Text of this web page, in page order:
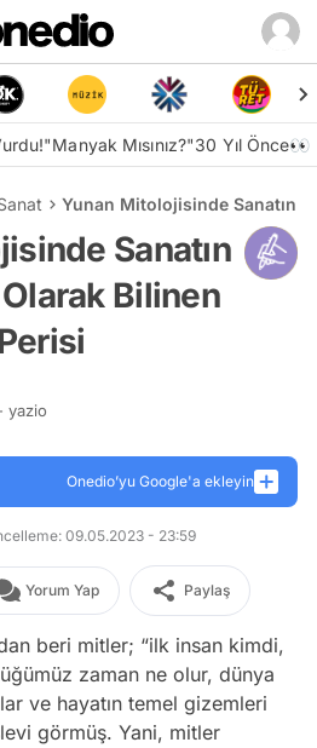
"Manyak Mısınız?"30 Yıl Önce👀
Yunan Mitolojisinde Sanatın
Sanatın
Bilinen
yazio
Onedio’yu Google'a ekleyin
09.05.2023 - 23:59
Yorum Yap Paylaş
beri mitler; “ilk insan kimdi,
zaman ne olur, dünya
ve hayatın temel gizemleri
görmüş. Yani, mitler